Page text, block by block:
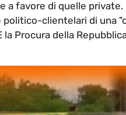
a favore di quelle private.
politico-clientelari di una
la Procura della